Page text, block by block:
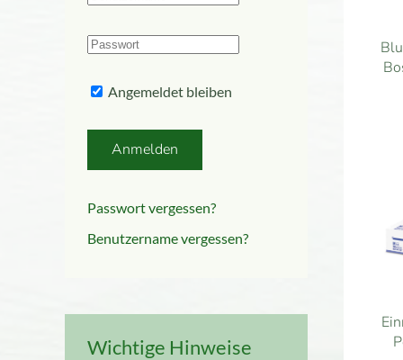
Angemeldet bleiben
Anmelden
Passwort vergessen?
Benutzername vergessen?
Wichtige Hinweise